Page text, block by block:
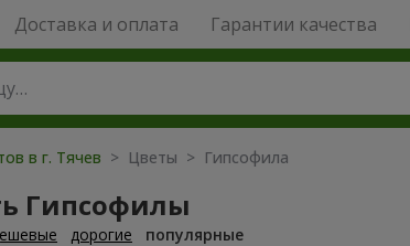
Доставка и оплата Гарантии качества
в г. Тячев > Цветы > Гипсофила
Гипсофилы
дорогие популярные